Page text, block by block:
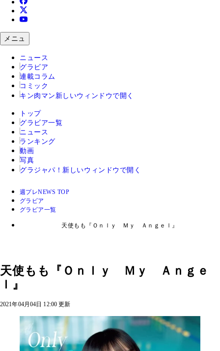
メニュ
ニュース
グラビア
連載コラム
コミック
キン肉マン 新しいウィンドウで開く
トップ
グラビア一覧
ニュース
ランキング
動画
写真
グラジャパ！ 新しいウィンドウで開く
週プレNEWS TOP
グラビア
グラビア一覧
天使もも『Ｏｎｌｙ Ｍｙ Ａｎｇｅｌ』
天使もも『Ｏｎｌｙ Ｍｙ Ａｎｇｅ
ｌ』
2021年04月04日 12:00 更新